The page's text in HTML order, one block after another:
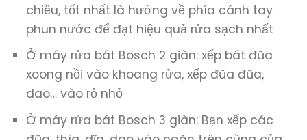
chiều, tốt nhất là hướng về phía cánh tay
phun nước để đạt hiệu quả rửa sạch nhất
Ở máy rửa bát Bosch 2 giàn: xếp bát đũa
xoong nồi vào khoang rửa, xếp đũa đũa,
dao… vào rỏ nhỏ
Ở máy rửa bát Bosch 3 giàn: Bạn xếp các